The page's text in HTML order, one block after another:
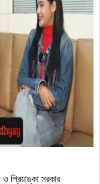
প্রিয়াঙ্কা সরকার